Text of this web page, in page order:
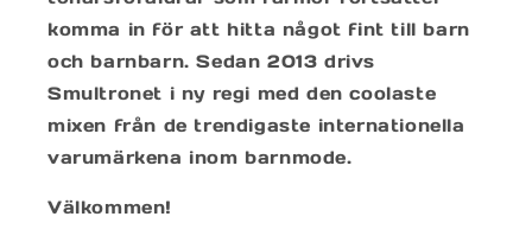
komma in för att hitta något fint till barn
och barnbarn. Sedan 2013 drivs
Smultronet i ny regi med den coolaste
mixen från de trendigaste internationella
varumärkena inom barnmode.
Välkommen!